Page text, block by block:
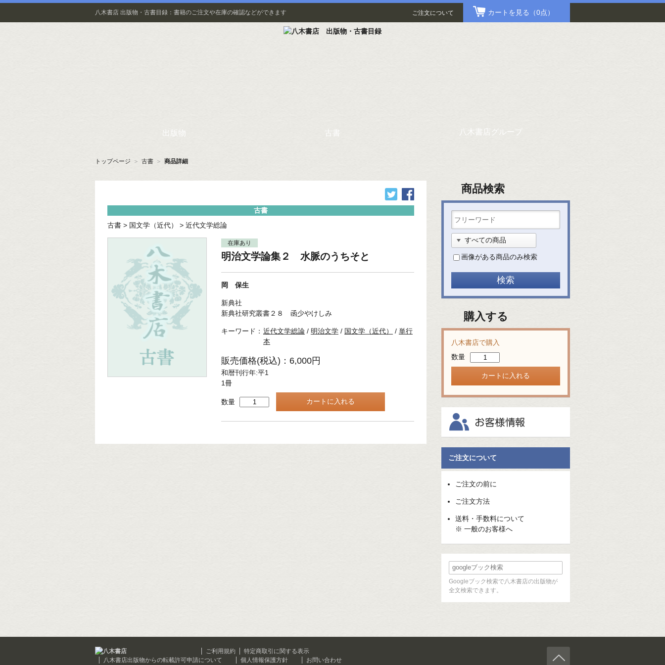
八木書店 出版物・古書目録：書籍のご注文や在庫の確認などができます ご注文について カートを見る （0点）
出版物 古書 八木書店グループ
トップページ ＞ 古書 ＞ 商品詳細
古書
古書 > 国文学（近代） > 近代文学総論
在庫あり
明治文学論集２ 水脈のうちそと
岡 保生
新典社
新典社研究叢書２８ 函少やけしみ
キーワード： 近代文学総論 / 明治文学 / 国文学（近代） / 単行
本
販売価格(税込)：6,000円
和暦刊行年:平1
1冊
数量
商品検索
画像がある商品のみ検索
購入する
八木書店で購入
数量
ご注文について
ご注文の前に
ご注文方法
送料・手数料について
※ 一般のお客様へ
Googleブック検索で八木書店の出版物が
全文検索できます。
ご利用規約
特定商取引に関する表示
八木書店出版物からの転載許可申請について
個人情報保護方針 お問い合わせ